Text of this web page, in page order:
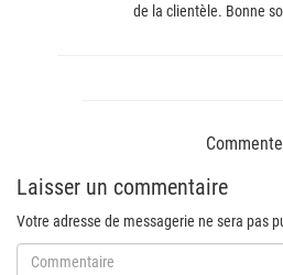
de la clientèle. Bonne
Laisser un commentaire
Votre adresse de messagerie ne sera pas